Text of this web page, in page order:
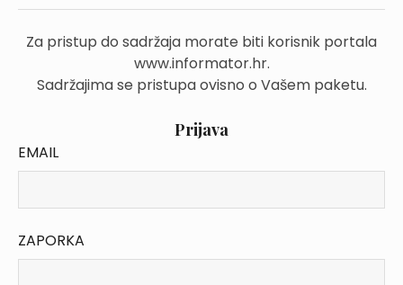
Za pristup do sadržaja morate biti korisnik portala
www.informator.hr.
Sadržajima se pristupa ovisno o Vašem paketu.
Prijava
EMAIL
ZAPORKA